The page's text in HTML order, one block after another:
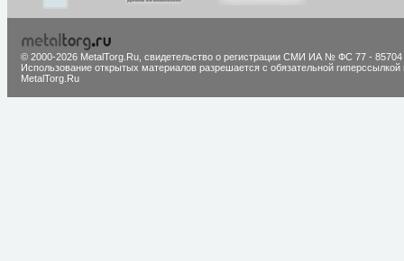
© 2000-2026 MetalTorg.Ru, cвидетельство о регистрации СМИ ИА № ФС 77 - 85704
Использование открытых материалов разрешается с обязательной гиперссылкой
MetalTorg.Ru